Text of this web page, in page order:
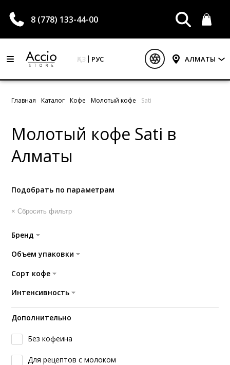
8 (778) 133-44-00
ҚАЗ РУС АЛМАТЫ
Главная Каталог Кофе Молотый кофе Sati
Молотый кофе Sati в
Алматы
Подобрать по параметрам
× Сбросить фильтр
Бренд
Объем упаковки
Сорт кофе
Интенсивность
Дополнительно
Без кофеина
Для рецептов с молоком